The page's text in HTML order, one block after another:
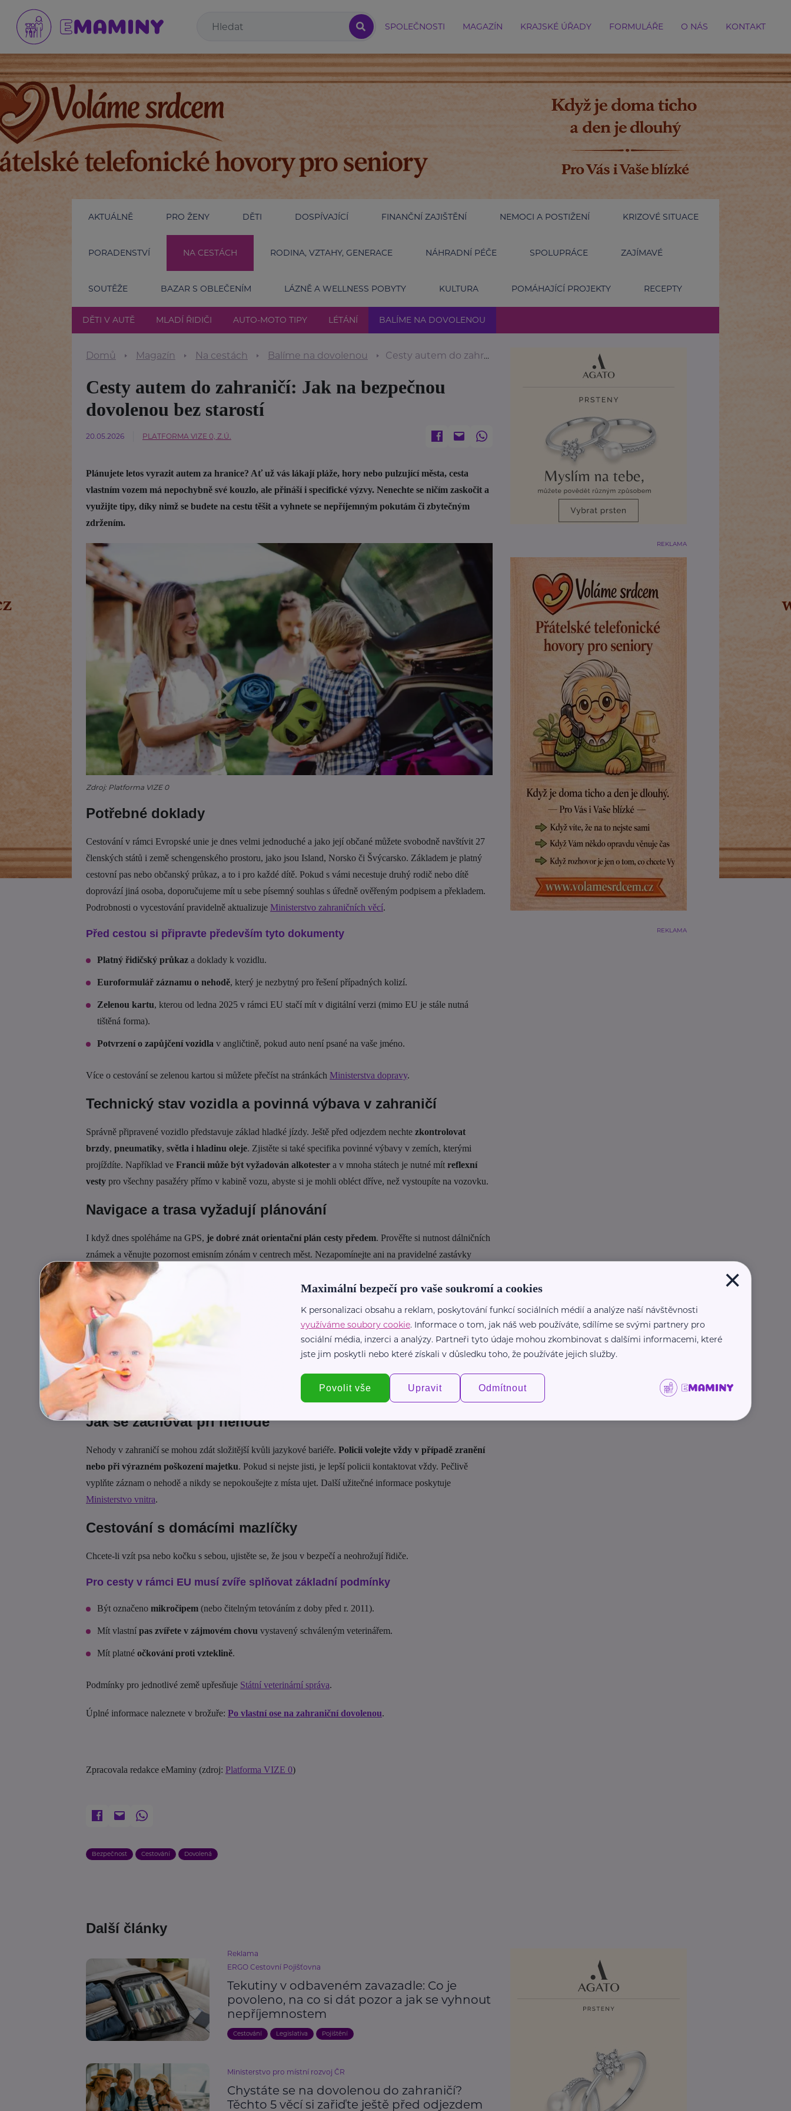
SPOLEČNOSTI MAGAZÍN KRAJSKÉ ÚŘADY FORMULÁŘE O NÁS KONTAKT
AKTUÁLNĚ PRO ŽENY DĚTI DOSPÍVAJÍCÍ FINANČNÍ ZAJIŠTĚNÍ NEMOCI A POSTIŽENÍ KRIZOVÉ SITUACE
PORADENSTVÍ NA CESTÁCH RODINA, VZTAHY, GENERACE NÁHRADNÍ PÉČE SPOLUPRÁCE ZAJÍMAVÉ
SOUTĚŽE BAZAR S OBLEČENÍM LÁZNĚ A WELLNESS POBYTY KULTURA POMÁHAJÍCÍ PROJEKTY RECEPTY
DĚTI V AUTĚ MLADÍ ŘIDIČI AUTO-MOTO TIPY LÉTÁNÍ BALÍME NA DOVOLENOU
Domů Magazín Na cestách Balíme na dovolenou Cesty autem do zahraničí: Jak na bezpečnou dovolenou bez starostí
Cesty autem do zahraničí: Jak na bezpečnou
dovolenou bez starostí
20.05.2026 PLATFORMA VIZE 0, Z.Ú.
Plánujete letos vyrazit autem za hranice? Ať už vás lákají pláže, hory nebo pulzující města, cesta
vlastním vozem má nepochybně své kouzlo, ale přináší i specifické výzvy. Nenechte se ničím zaskočit a
využijte tipy, díky nimž se budete na cestu těšit a vyhnete se nepříjemným pokutám či zbytečným
zdržením.
Zdroj: Platforma VIZE 0
Potřebné doklady
Cestování v rámci Evropské unie je dnes velmi jednoduché a jako její občané můžete svobodně navštívit 27
členských států i země schengenského prostoru, jako jsou Island, Norsko či Švýcarsko. Základem je platný
cestovní pas nebo občanský průkaz, a to i pro každé dítě. Pokud s vámi necestuje druhý rodič nebo dítě
doprovází jiná osoba, doporučujeme mít u sebe písemný souhlas s úředně ověřeným podpisem a překladem.
Podrobnosti o vycestování pravidelně aktualizuje Ministerstvo zahraničních věcí.
Před cestou si připravte především tyto dokumenty
Platný řidičský průkaz a doklady k vozidlu.
Euroformulář záznamu o nehodě, který je nezbytný pro řešení případných kolizí.
Zelenou kartu, kterou od ledna 2025 v rámci EU stačí mít v digitální verzi (mimo EU je stále nutná
tištěná forma).
Potvrzení o zapůjčení vozidla v angličtině, pokud auto není psané na vaše jméno.
Více o cestování se zelenou kartou si můžete přečíst na stránkách Ministerstva dopravy.
Technický stav vozidla a povinná výbava v zahraničí
Správně připravené vozidlo představuje základ hladké jízdy. Ještě před odjezdem nechte zkontrolovat
brzdy, pneumatiky, světla i hladinu oleje. Zjistěte si také specifika povinné výbavy v zemích, kterými
projíždíte. Například ve Francii může být vyžadován alkotester a v mnoha státech je nutné mít reflexní
vesty pro všechny pasažéry přímo v kabině vozu, abyste si je mohli obléct dříve, než vystoupíte na vozovku.
Navigace a trasa vyžadují plánování
I když dnes spoléháme na GPS, je dobré znát orientační plán cesty předem. Prověřte si nutnost dálničních
známek a věnujte pozornost emisním zónám v centrech měst. Nezapomínejte ani na pravidelné zastávky
každé dvě až tři hodiny. Únava za volantem zpomaluje reakce podobně jako alkohol – němečtí odborníci
zjistili, že po čtyřech hodinách jízdy bez pauzy se riziko nehody dokonce zdvojnásobuje.
Co vás může v zahraničí překvapit
Každá země má svá specifika. Ve vás může potkatpokuta za prázdnou nádrž na dálnici ,
Španělskozase vyžaduje náhradní dioptrické brýle v autě av Itáliinesmíte zapomenout na bezpečné
upoutání domácího mazlíčka
Používání detektorů radarů je ve většině Evropy přísně zakázanéa
hrozí za něj vysoké sankce i zabavení přístroje.
Jak se zachovat při nehodě
Nehody v zahraničí se mohou zdát složitější kvůli jazykové bariéře. Policii volejte vždy v případě zranění
nebo při výrazném poškození majetku. Pokud si nejste jisti, je lepší policii kontaktovat vždy. Pečlivě
vyplňte záznam o nehodě a nikdy se nepokoušejte z místa ujet. Další užitečné informace poskytuje
Ministerstvo vnitra.
Cestování s domácími mazlíčky
Chcete-li vzít psa nebo kočku s sebou, ujistěte se, že jsou v bezpečí a neohrožují řidiče.
Pro cesty v rámci EU musí zvíře splňovat základní podmínky
Být označeno mikročipem (nebo čitelným tetováním z doby před r. 2011).
Mít vlastní pas zvířete v zájmovém chovu vystavený schváleným veterinářem.
Mít platné očkování proti vzteklině.
Podmínky pro jednotlivé země upřesňuje Státní veterinární správa.
Úplné informace naleznete v brožuře: Po vlastní ose na zahraniční dovolenou.
Zpracovala redakce eMaminy (zdroj: Platforma VIZE 0)
Bezpečnost Cestování Dovolená
REKLAMA
REKLAMA
Další články
Reklama
ERGO Cestovní Pojišťovna
Tekutiny v odbaveném zavazadle: Co je
povoleno, na co si dát pozor a jak se vyhnout
nepříjemnostem
Cestování Legislativa Pojištění
Ministerstvo pro místní rozvoj ČR
Chystáte se na dovolenou do zahraničí?
Těchto 5 věcí si zařiďte ještě před odjezdem
×
Maximální bezpečí pro vaše soukromí a cookies
K personalizaci obsahu a reklam, poskytování funkcí sociálních médií a analýze naší návštěvnosti
využíváme soubory cookie. Informace o tom, jak náš web používáte, sdílíme se svými partnery pro
sociální média, inzerci a analýzy. Partneři tyto údaje mohou zkombinovat s dalšími informacemi, které
jste jim poskytli nebo které získali v důsledku toho, že používáte jejich služby.
Povolit vše Upravit Odmítnout